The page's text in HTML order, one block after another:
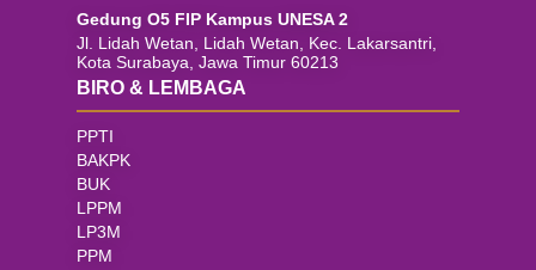
Gedung O5 FIP Kampus UNESA 2
Jl. Lidah Wetan, Lidah Wetan, Kec. Lakarsantri,
Kota Surabaya, Jawa Timur 60213
BIRO & LEMBAGA
PPTI
BAKPK
BUK
LPPM
LP3M
PPM